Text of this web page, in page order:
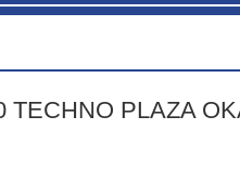
TECHNO PLAZA